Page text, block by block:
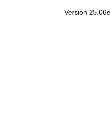
Version 25.06e